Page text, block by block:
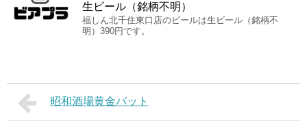
生ビール（銘柄不明）
福しん北千住東口店のビールは生ビール（銘柄不
明）390円です。
昭和酒場黄金バット